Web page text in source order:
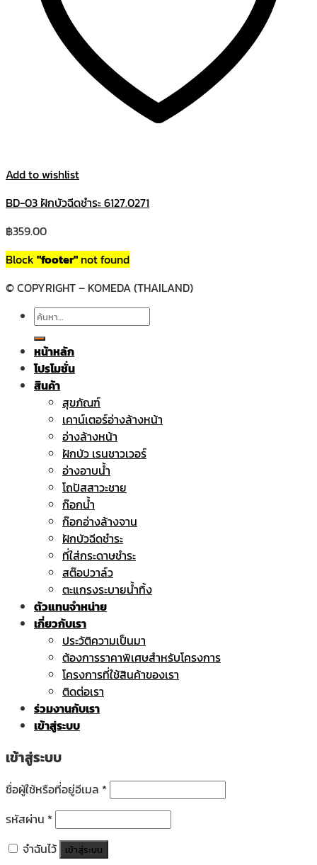
Add to wishlist
BD-03 ฝักบัวฉีดชำระ 6127.0271
฿359.00
Block "footer" not found
© COPYRIGHT – KOMEDA (THAILAND)
ค้นหา:
หน้าหลัก
โปรโมชั่น
สินค้า
สุขภัณฑ์
เคาน์เตอร์อ่างล้างหน้า
อ่างล้างหน้า
ฝักบัว เรนชาวเวอร์
อ่างอาบน้ำ
โถปัสสาวะชาย
ก๊อกน้ำ
ก๊อกอ่างล้างจาน
ฝักบัวฉีดชำระ
ที่ใส่กระดาษชำระ
สต๊อปวาล์ว
ตะแกรงระบายน้ำทิ้ง
ตัวแทนจำหน่าย
เกี่ยวกับเรา
ประวัติความเป็นมา
ต้องการราคาพิเศษสำหรับโครงการ
โครงการที่ใช้สินค้าของเรา
ติดต่อเรา
ร่วมงานกับเรา
เข้าสู่ระบบ
เข้าสู่ระบบ
ชื่อผู้ใช้หรือที่อยู่อีเมล *
รหัสผ่าน *
จำฉันไว้
เข้าสู่ระบบ